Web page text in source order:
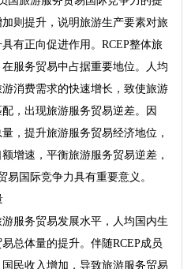
则提升，说明旅游生产要素对旅
有正向促进作用。RCEP整体旅
服务贸易中占据重要地位。人均
消费需求的快速增长，致使旅游
，出现旅游服务贸易逆差。因
，提升旅游服务贸易经济地位，
增速，平衡旅游服务贸易逆差，
易国际竞争力具有重要意义。
服务贸易发展水平，人均国内生
总体量的提升。伴随RCEP成员
民收入增加，导致旅游服务贸易